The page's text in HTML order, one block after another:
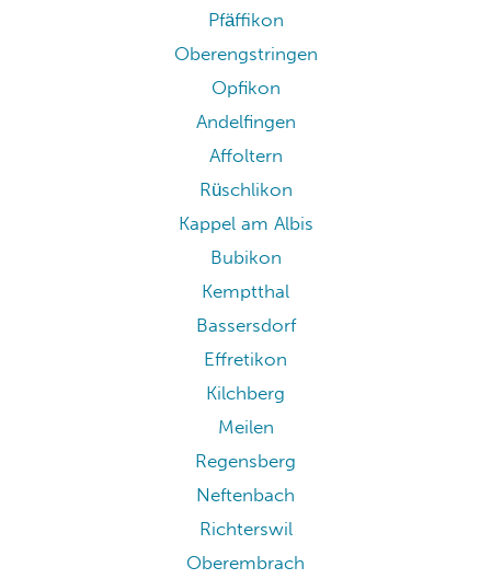
Pfäffikon
Oberengstringen
Opfikon
Andelfingen
Affoltern
Rüschlikon
Kappel am Albis
Bubikon
Kemptthal
Bassersdorf
Effretikon
Kilchberg
Meilen
Regensberg
Neftenbach
Richterswil
Oberembrach